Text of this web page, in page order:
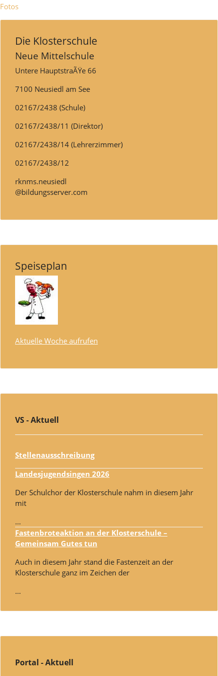
Fotos
Die Klosterschule
Neue Mittelschule
Untere HauptstraÃŸe 66
7100 Neusiedl am See
02167/2438 (Schule)
02167/2438/11 (Direktor)
02167/2438/14 (Lehrerzimmer)
02167/2438/12
rknms.neusiedl
@bildungsserver.com
Speiseplan
Aktuelle Woche aufrufen
VS - Aktuell
Stellenausschreibung
Landesjugendsingen 2026
Der Schulchor der Klosterschule nahm in diesem Jahr
mit
...
Fastenbroteaktion an der Klosterschule –
Gemeinsam Gutes tun
Auch in diesem Jahr stand die Fastenzeit an der
Klosterschule ganz im Zeichen der
...
Portal - Aktuell